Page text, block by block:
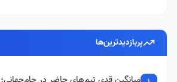
پربازدیدترین‌ها